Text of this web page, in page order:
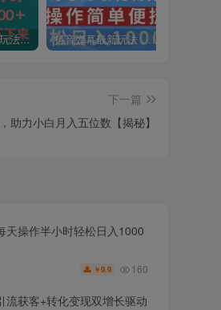
男粉引流野路子玩法，每天操作半小时轻松日入1000＋，流量根本停不下来 抖音弹幕最新玩法，利用粉丝好奇心赚取礼物打赏，轻松日入1000+
下一篇
助力小白月入五位数【揭秘】
天操作半小时轻松日入1000
￥9.9 160
流获客+转化变现双增长驱动